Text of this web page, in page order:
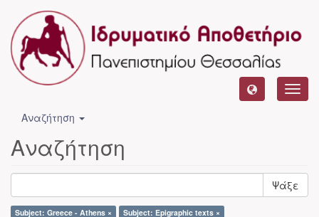
Αναζήτηση
Αναζήτηση
Ψάξε
Subject: Greece - Athens × Subject: Epigraphic texts ×